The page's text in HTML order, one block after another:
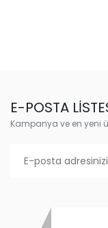
E-POSTA
Kampanya ve en yeni